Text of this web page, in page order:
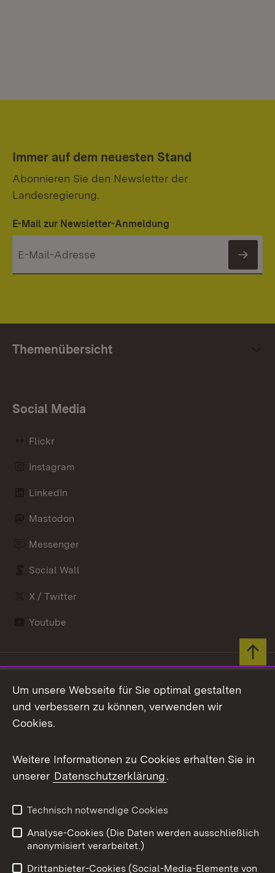
Immer auf dem neuesten Stand
Abonnieren Sie den Newsletter der
Landesregierung.
E-Mail zur Newsletter-Anmeldung
Themenübersicht
Social Media
Flickr
Instagram
LinkedIn
Mastodon
Messenger
Social Wall
X / Twitter
Youtube
Link zum Landesportal
Benutzungshinweise
Barrierefreiheit
Datenschutz
Cookies
Um unsere Webseite für Sie optimal gestalten
und verbessern zu können, verwenden wir
Cookies.
Weitere Informationen zu Cookies erhalten Sie in
unserer Datenschutzerklärung.
Technisch notwendige Cookies
Analyse-Cookies (Die Daten werden ausschließlich
anonymisiert verarbeitet.)
Drittanbieter-Cookies (Social-Media-Elemente von